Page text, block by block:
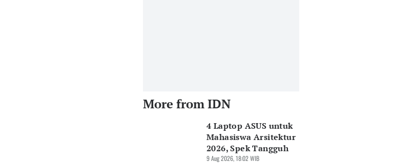
More from IDN
4 Laptop ASUS untuk
Mahasiswa Arsitektur
2026, Spek Tangguh
9 Aug 2026, 18:02 WIB